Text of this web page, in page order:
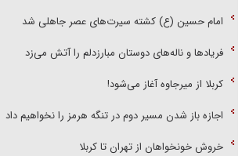
امام حسین (ع) کشته سیرت‌های عصر جاهلی شد
فریاد‌ها و ناله‌های دوستان مبارزدلم را آتش می‌زد
کربلا از میرجاوه آغاز می‌شود!
اجازه باز شدن مسیر دوم در تنگه هرمز را نخواهیم داد
خروش خونخواهان از تهران تا کربلا